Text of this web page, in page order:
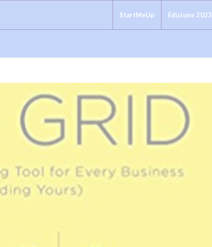
StartMeUp Edizione 2023